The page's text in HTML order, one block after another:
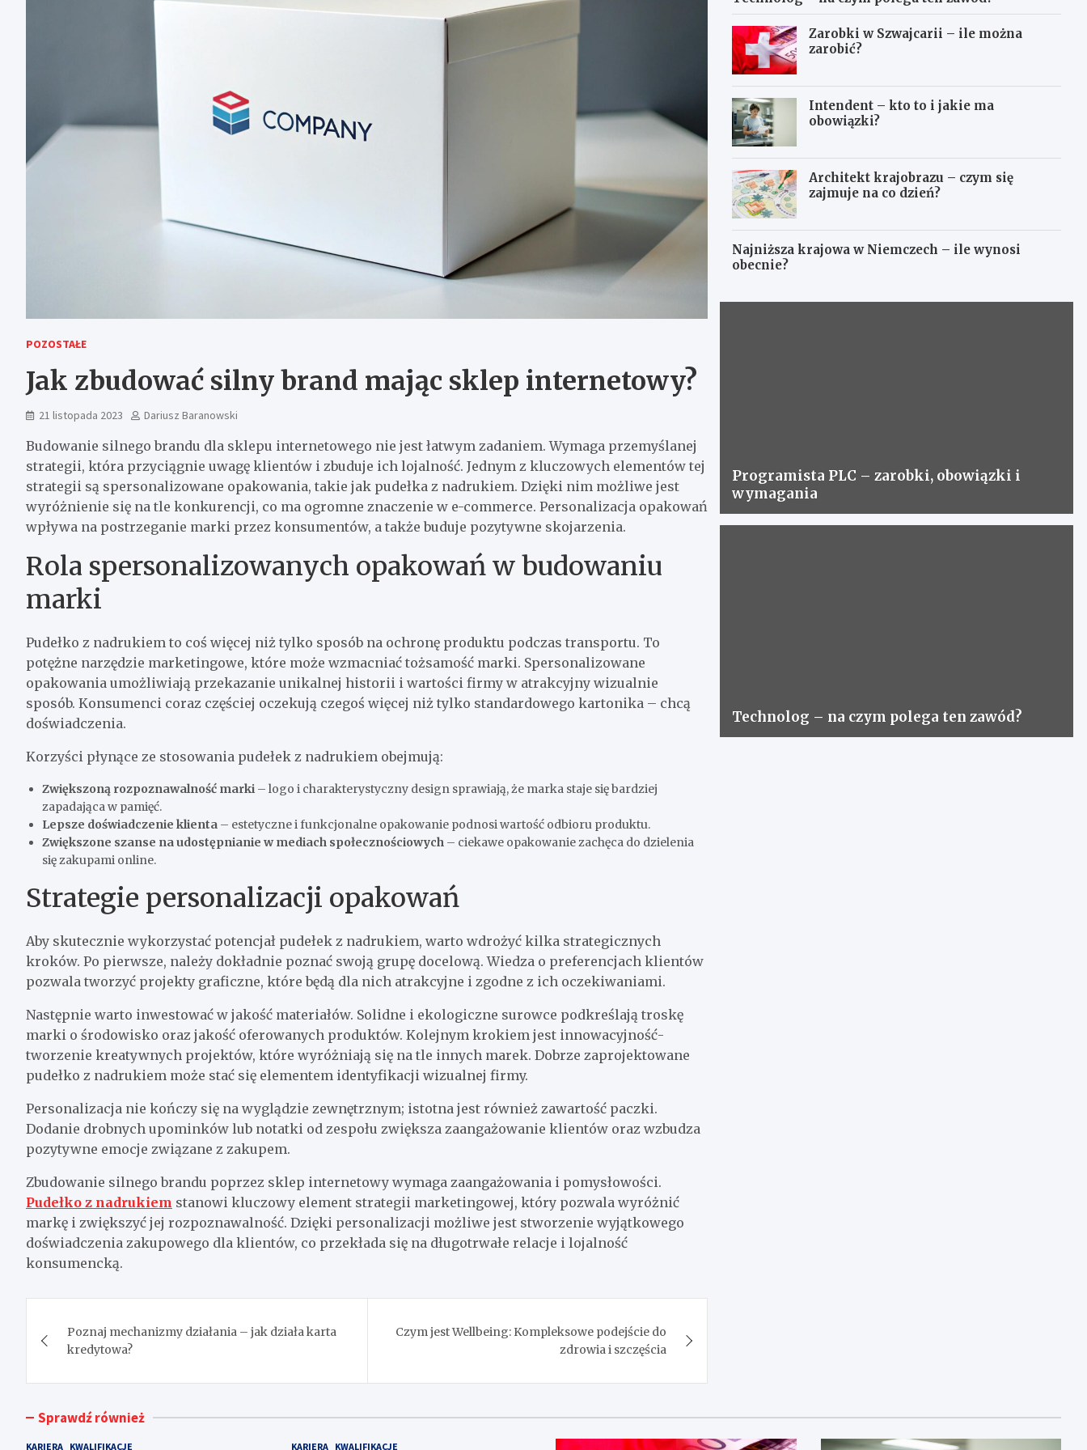
POZOSTAŁE
Jak zbudować silny brand mając sklep internetowy?
21 listopada 2023 Dariusz Baranowski
Budowanie silnego brandu dla sklepu internetowego nie jest łatwym zadaniem. Wymaga przemyślanej
strategii, która przyciągnie uwagę klientów i zbuduje ich lojalność. Jednym z kluczowych elementów tej
strategii są spersonalizowane opakowania, takie jak pudełka z nadrukiem. Dzięki nim możliwe jest
wyróżnienie się na tle konkurencji, co ma ogromne znaczenie w e-commerce. Personalizacja opakowań
wpływa na postrzeganie marki przez konsumentów, a także buduje pozytywne skojarzenia.
Rola spersonalizowanych opakowań w budowaniu
marki
Pudełko z nadrukiem to coś więcej niż tylko sposób na ochronę produktu podczas transportu. To
potężne narzędzie marketingowe, które może wzmacniać tożsamość marki. Spersonalizowane
opakowania umożliwiają przekazanie unikalnej historii i wartości firmy w atrakcyjny wizualnie
sposób. Konsumenci coraz częściej oczekują czegoś więcej niż tylko standardowego kartonika – chcą
doświadczenia.
Korzyści płynące ze stosowania pudełek z nadrukiem obejmują:
Zwiększoną rozpoznawalność marki – logo i charakterystyczny design sprawiają, że marka staje się bardziej
zapadająca w pamięć.
Lepsze doświadczenie klienta – estetyczne i funkcjonalne opakowanie podnosi wartość odbioru produktu.
Zwiększone szanse na udostępnianie w mediach społecznościowych – ciekawe opakowanie zachęca do dzielenia
się zakupami online.
Strategie personalizacji opakowań
Aby skutecznie wykorzystać potencjał pudełek z nadrukiem, warto wdrożyć kilka strategicznych
kroków. Po pierwsze, należy dokładnie poznać swoją grupę docelową. Wiedza o preferencjach klientów
pozwala tworzyć projekty graficzne, które będą dla nich atrakcyjne i zgodne z ich oczekiwaniami.
Następnie warto inwestować w jakość materiałów. Solidne i ekologiczne surowce podkreślają troskę
marki o środowisko oraz jakość oferowanych produktów. Kolejnym krokiem jest innowacyjność-
tworzenie kreatywnych projektów, które wyróżniają się na tle innych marek. Dobrze zaprojektowane
pudełko z nadrukiem może stać się elementem identyfikacji wizualnej firmy.
Personalizacja nie kończy się na wyglądzie zewnętrznym; istotna jest również zawartość paczki.
Dodanie drobnych upominków lub notatki od zespołu zwiększa zaangażowanie klientów oraz wzbudza
pozytywne emocje związane z zakupem.
Zbudowanie silnego brandu poprzez sklep internetowy wymaga zaangażowania i pomysłowości.
Pudełko z nadrukiem stanowi kluczowy element strategii marketingowej, który pozwala wyróżnić
markę i zwiększyć jej rozpoznawalność. Dzięki personalizacji możliwe jest stworzenie wyjątkowego
doświadczenia zakupowego dla klientów, co przekłada się na długotrwałe relacje i lojalność
konsumencką.
wpisu
Poznaj mechanizmy działania – jak działa karta
kredytowa?
Czym jest Wellbeing: Kompleksowe podejście do
zdrowia i szczęścia
Zarobki w Szwajcarii – ile można
zarobić?
Intendent – kto to i jakie ma
obowiązki?
Architekt krajobrazu – czym się
zajmuje na co dzień?
Najniższa krajowa w Niemczech – ile wynosi
obecnie?
Programista PLC – zarobki, obowiązki i
wymagania
Technolog – na czym polega ten zawód?
Sprawdź również
KARIERA KWALIFIKACJE KARIERA KWALIFIKACJE